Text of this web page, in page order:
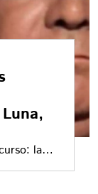
la
al